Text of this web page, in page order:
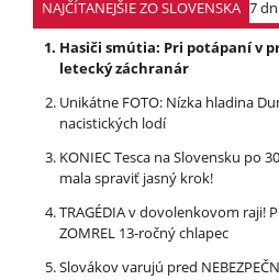
NAJČÍTANEJŠIE ZO SLOVENSKA 7
Hasiči smútia: Pri potápaní v
letecký záchranár
Unikátne FOTO: Nízka hladina
nacistických lodí
KONIEC Tesca na Slovensku po
mala spraviť jasný krok!
TRAGÉDIA v dovolenkovom raji!
ZOMREL 13-ročný chlapec
Slovákov varujú pred